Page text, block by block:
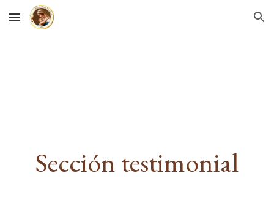
Skip to main content Skip to navigation
Sección testimonial